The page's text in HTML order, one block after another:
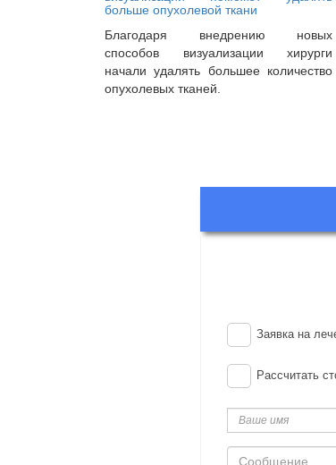
больше опухолевой ткани
Благодаря внедрению новых
способов визуализации хирурги
начали удалять большее количество
опухолевых тканей.
Заявка на
Рассчитать
имя
Сообщение